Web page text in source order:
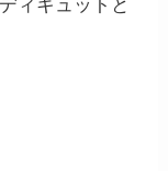
ィキュットと